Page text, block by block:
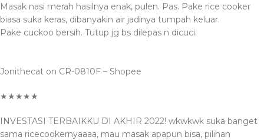
Masak nasi merah hasilnya enak, pulen. Pas. Pake rice cooker
biasa suka keras, dibanyakin air jadinya tumpah keluar.
Pake cuckoo bersih. Tutup jg bs dilepas n dicuci.
Jonithecat on CR-0810F – Shopee
★★★★★
INVESTASI TERBAIKKU DI AKHIR 2022! wkwkwk suka banget
sama ricecookernyaaaa, mau masak apapun bisa, pilihan